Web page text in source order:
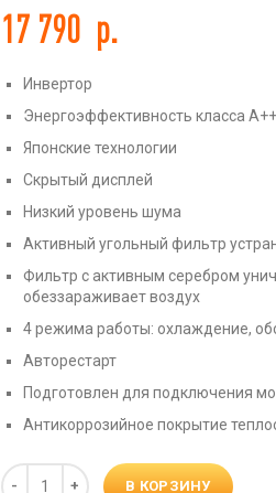
17 790 р.
Инвертор
Энергоэффективность класса А++
Японские технологии
Скрытый дисплей
Низкий уровень шума
Активный угольный фильтр
Фильтр с активным серебром
обеззараживает воздух
4 режима работы: охлаждение,
Авторестарт
Подготовлен для подключения
Антикоррозийное покрытие
Количество
В КОРЗИНУ